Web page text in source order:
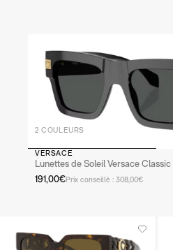
2 COULEURS
VERSACE
Lunettes de Soleil Versace
191,00€Prix conseillé : 308,00€